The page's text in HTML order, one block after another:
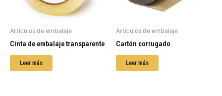
Artículos de embalaje
Cinta de embalaje transparente
Leer más
Artículos de embalaje
Cartón corrugado
Leer más